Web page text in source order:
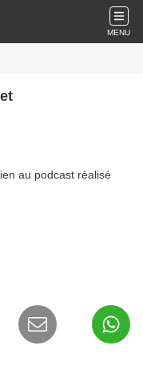
MENU
au podcast réalisé